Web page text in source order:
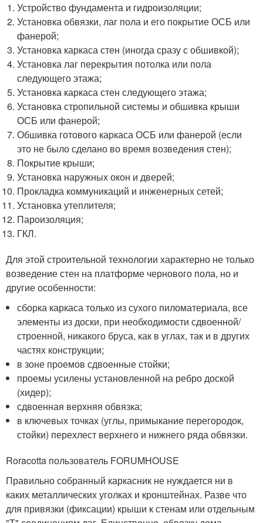
Устройство фундамента и гидроизоляции;
Установка обвязки, лаг пола и его покрытие ОСБ или
фанерой;
Установка каркаса стен (иногда сразу с обшивкой);
Установка лаг перекрытия потолка или пола
следующего этажа;
Установка каркаса стен следующего этажа;
Установка стропильной системы и обшивка крыши
ОСБ или фанерой;
Обшивка готового каркаса ОСБ или фанерой (если
это не было сделано во время возведения стен);
Покрытие крыши;
Установка наружных окон и дверей;
Прокладка коммуникаций и инженерных сетей;
Установка утеплителя;
Пароизоляция;
ГКЛ.
Для этой строительной технологии характерно не только
возведение стен на платформе чернового пола, но и
другие особенности:
сборка каркаса только из сухого пиломатериала, все
элементы из доски, при необходимости сдвоенной/
строенной, никакого бруса, как в углах, так и в других
частях конструкции;
в зоне проемов сдвоенные стойки;
проемы усилены установленной на ребро доской
(хидер);
сдвоенная верхняя обвязка;
в ключевых точках (углы, примыкание перегородок,
стойки) перехлест верхнего и нижнего ряда обвязки.
Roracotta пользователь FORUMHOUSE
Правильно собранный каркасник не нуждается ни в
каких металлических уголках и кронштейнах. Разве что
для привязки (фиксации) крыши к стенам или отдельным